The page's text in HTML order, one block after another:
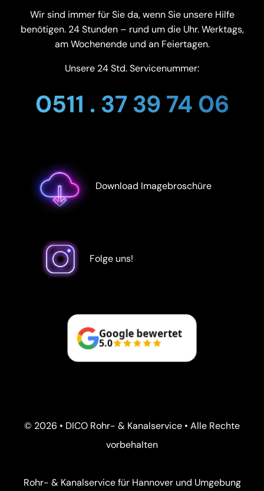
Wir sind immer für Sie da, wenn Sie unsere Hilfe
benötigen. 24 Stunden – rund um die Uhr. Werktags,
am Wochenende und an Feiertagen.
Unsere 24 Std. Servicenummer:
0511 . 37 39 74 06
Download Imagebroschüre
Folge uns!
Google bewertet
5.0
© 2026 • DICO Rohr- & Kanalservice • Alle Rechte
vorbehalten
Rohr- & Kanalservice für Hannover und Umgebung